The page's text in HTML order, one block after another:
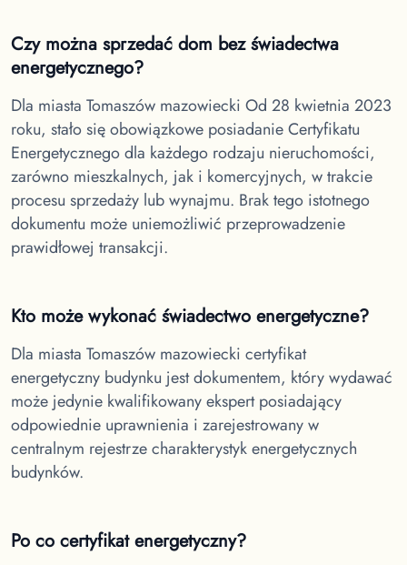
Czy można sprzedać dom bez świadectwa
energetycznego?
Dla miasta Tomaszów mazowiecki Od 28 kwietnia 2023
roku, stało się obowiązkowe posiadanie Certyfikatu
Energetycznego dla każdego rodzaju nieruchomości,
zarówno mieszkalnych, jak i komercyjnych, w trakcie
procesu sprzedaży lub wynajmu. Brak tego istotnego
dokumentu może uniemożliwić przeprowadzenie
prawidłowej transakcji.
Kto może wykonać świadectwo energetyczne?
Dla miasta Tomaszów mazowiecki certyfikat
energetyczny budynku jest dokumentem, który wydawać
może jedynie kwalifikowany ekspert posiadający
odpowiednie uprawnienia i zarejestrowany w
centralnym rejestrze charakterystyk energetycznych
budynków.
Po co certyfikat energetyczny?